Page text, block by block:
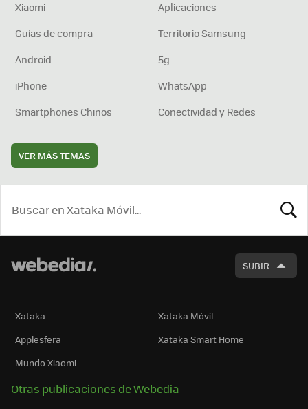
Xiaomi
Aplicaciones
Guías de compra
Territorio Samsung
Android
5g
iPhone
WhatsApp
Smartphones Chinos
Conectividad y Redes
VER MÁS TEMAS
SUBIR
Xataka
Xataka Móvil
Applesfera
Xataka Smart Home
Mundo Xiaomi
Otras publicaciones de Webedia